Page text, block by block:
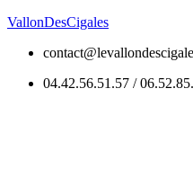
Skip
content
VallonDesCigales
04.42.56.51.57 /